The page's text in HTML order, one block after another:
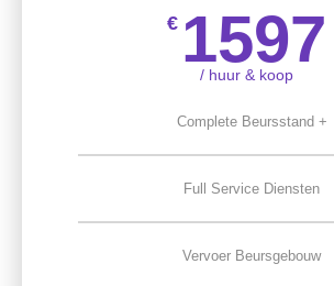
€ 1597
/ huur & koop
Complete Beursstand +
Full Service Diensten
Vervoer Beursgebouw